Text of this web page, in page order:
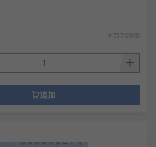
￥757.00/個
追加